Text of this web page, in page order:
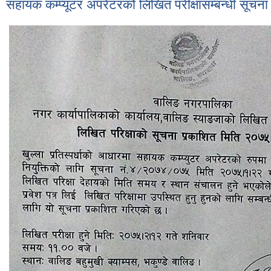
सहायक कम्प्यूटर अपरेटरको लिखित परीक्षासम्बन्धी